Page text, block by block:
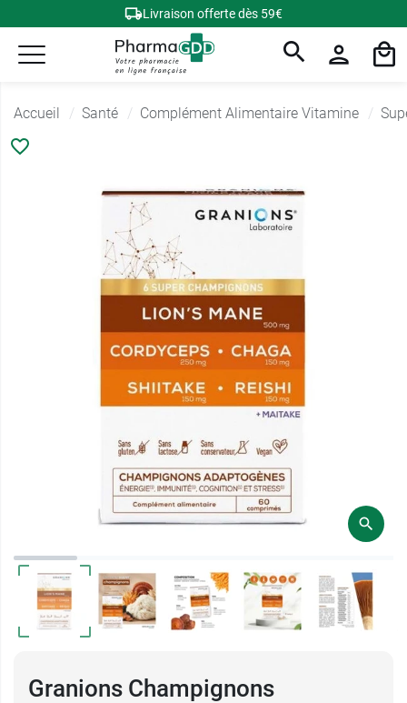
Livraison offerte dès 59€
Accueil Santé Complément Alimentaire Vitamine
Granions Champignons